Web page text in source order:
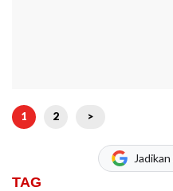
1 2 >
TAG